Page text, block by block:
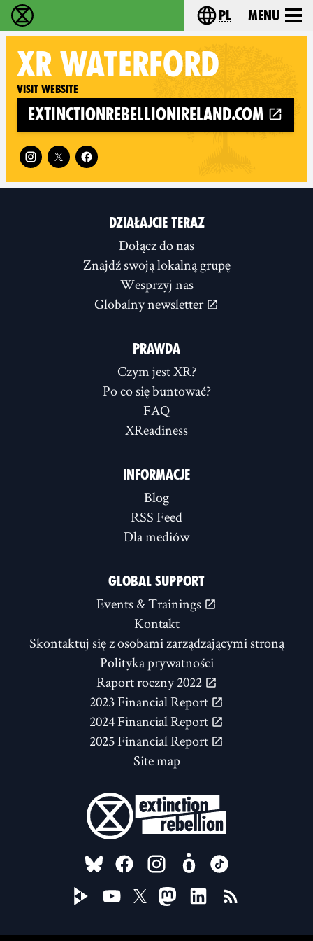
Extinction Rebellion - Home Choose your
pl Menu
XR WATERFORD
Visit website
extinctionrebellionireland.com
Follow XR Waterford on
DZIAŁAJCIE TERAZ
Dołącz do nas
Znajdź swoją lokalną grupę
Wesprzyj nas
Globalny newsletter
PRAWDA
Czym jest XR?
Po co się buntować?
FAQ
XReadiness
INFORMACJE
Blog
RSS Feed
Dla mediów
GLOBAL SUPPORT
Events & Trainings
Kontakt
Skontaktuj się z osobami zarządzającymi stroną
Polityka prywatności
Raport roczny 2022
2023 Financial Report
2024 Financial Report
2025 Financial Report
Site map
FOLLOW US ON